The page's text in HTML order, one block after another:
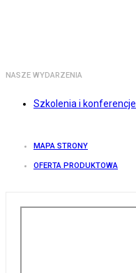
NASZE WYDARZENIA
Szkolenia i konferencje
MAPA STRONY
OFERTA PRODUKTOWA